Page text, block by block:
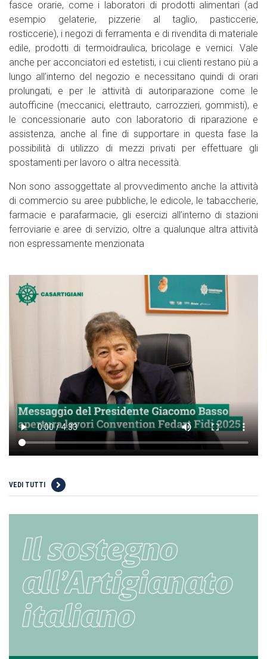
fasce orarie, come i laboratori di prodotti alimentari (ad
esempio gelaterie, pizzerie al taglio, pasticcerie,
rosticcerie), i negozi di ferramenta e di rivendita di materiale
edile, prodotti di termoidraulica, bricolage e vernici. Vale
anche per acconciatori ed estetisti, i cui clienti restano più a
lungo all’interno del negozio e necessitano quindi di orari
prolungati, e per le attività di autoriparazione come le
autofficine (meccanici, elettrauto, carrozzieri, gommisti), e
le concessionarie auto con laboratorio di riparazione e
assistenza, anche al fine di supportare in questa fase la
possibilità di utilizzo di mezzi privati per effettuare gli
spostamenti per lavoro o altra necessità.
Non sono assoggettate al provvedimento anche la attività
di commercio su aree pubbliche, le edicole, le tabaccherie,
farmacie e parafarmacie, gli esercizi all’interno di stazioni
ferroviarie e aree di servizio, oltre a qualunque altra attività
non espressamente menzionata
VEDI TUTTI